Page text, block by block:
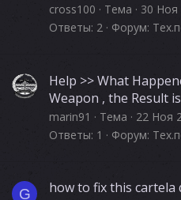
cross100
Тема 30 Ноя
Ответы: 2 Форум:
Help >> What
Weapon , the Result
marin91 Тема 22 Ноя
Ответы: 1 Форум:
G how to fix this